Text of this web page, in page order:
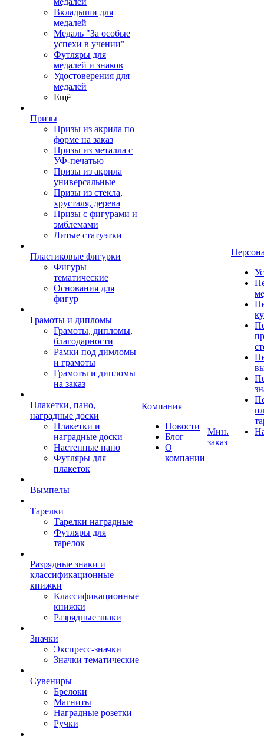
Вкладыши для
медалей
Медаль "За особые
успехи в учении"
Футляры для
медалей и знаков
Удостоверения для
медалей
Ещё
Призы
Призы из акрила по
форме на заказ
Призы из металла с
УФ-печатью
Призы из акрила
универсальные
Призы из стекла,
хрусталя, дерева
Призы с фигурами и
эмблемами
Литые статуэтки
Пластиковые фигурки
Фигуры
тематические
Основания для
фигур
Грамоты и дипломы
Грамоты, дипломы,
благодарности
Рамки под димломы
и грамоты
Грамоты и дипломы
на заказ
Плакетки, пано,
наградные доски
Плакетки и
наградные доски
Настенные пано
Футляры для
плакеток
Вымпелы
Тарелки
Тарелки наградные
Футляры для
тарелок
Разрядные знаки и
классификационные
книжки
Классификационные
книжки
Разрядные знаки
Значки
Экспресс-значки
Значки тематические
Сувениры
Брелоки
Магниты
Наградные розетки
Ручки
Компания
Новости
Блог
О
компании
Мин.
заказ